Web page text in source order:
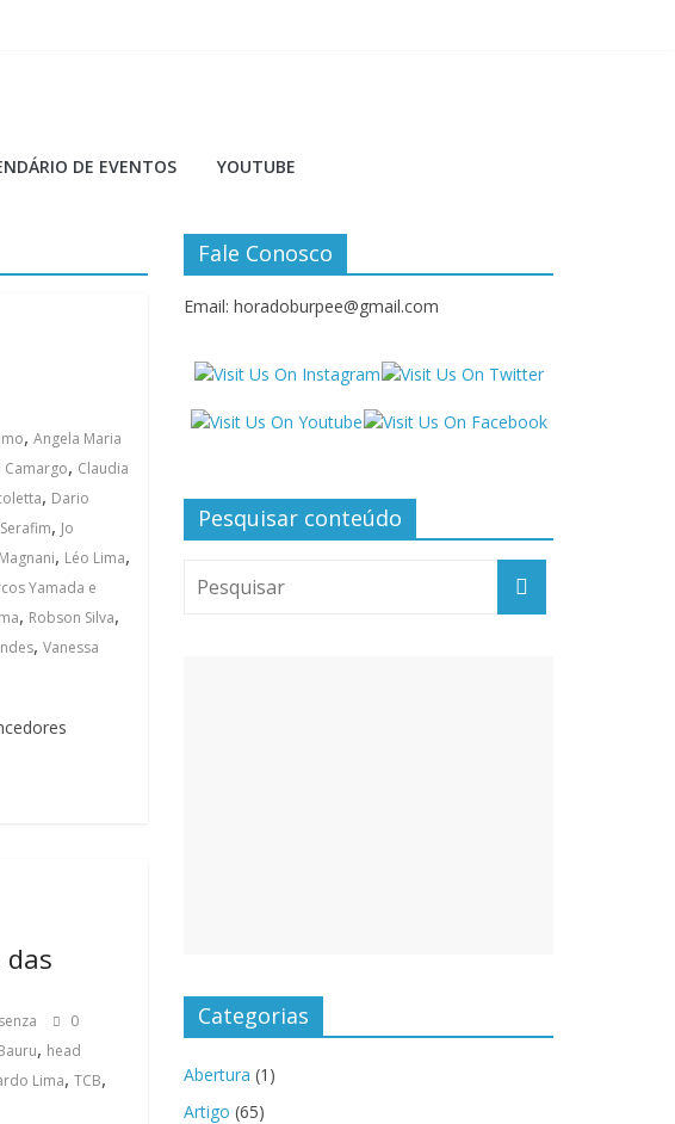
DE EVENTOS YOUTUBE
, Angela Maria
Camargo, Claudia
, Dario
, Jo
, Léo Lima,
Yamada e
, Robson Silva,
, Vanessa
das
0
, head
Lima,TCB,
Fale Conosco
Email: horadoburpee@gmail.com
Pesquisar conteúdo
Categorias
Abertura (1)
Artigo (65)